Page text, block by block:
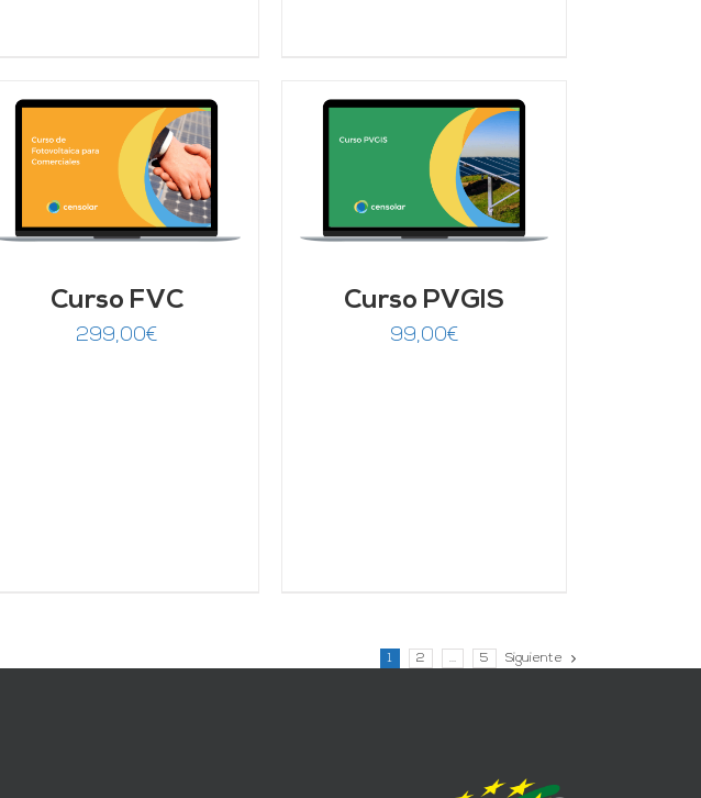
Curso FVC
299,00€
AÑADIR AL CARRITO
DETALLES
Curso PVGIS
99,00€
1 2 … 5 Siguiente